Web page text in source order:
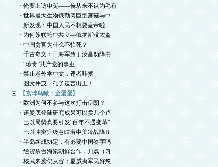
· 俺要上访申冤——俺从来不认为毛有
· 世界最大生物俄勒冈巨型蘑菇与中
· 新发现：中国人民不想要皇帝啦
· 为何苏联垮中共立—俄罗斯没太监
· 中国贪官为什么不怕死？
· 千古奇文：日海军致丁汝昌劝降书
· “珍贵”共产党的事业
· 禁止老外学中文，违者咔擦
· 图文并茂：孔子遗言出土！
【寰球鸟瞰：金蛋蛋】
· 欧洲为何不参与这次打击伊朗？
· 诺曼底登陆研究成果可以卖几个卢
· 巴以局势真要引发“百年不遇变革”
· 巴以冲突升级意味着中美冷战降B
· 半岛终战协定，有必要中国签字吗
· 经贸杀台海紧朝鲜合作，川戏（习
· 核武来袭仍从容；夏威夷军民好悠